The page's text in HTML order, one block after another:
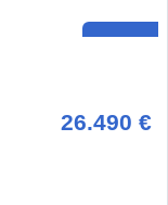
26.490 €